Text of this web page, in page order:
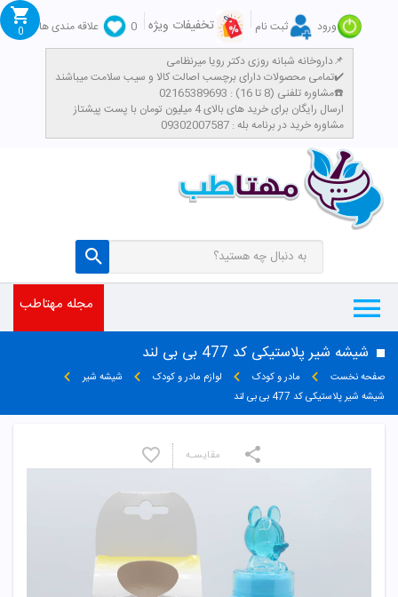
ورود ثبت نام تخفیفات ویژه 0
علاقه مندی ها
داروخانه شبانه روزی دکتر رویا میرنظامی📌
تمامی محصولات دارای برچسب اصالت کالا و سیب سلامت میباشند✔️
مشاوره تلفنی (8 تا 16) : 02165389693☎️
​ارسال رایگان برای خرید های بالای 4 میلیون تومان با پست پیشتاز
مشاوره خرید در برنامه بله : 09302007587
0
مجله مهتاطب
شیشه شیر پلاستیکی کد 477 بی بی لند
صفحه نخست مادر و کودک لوازم مادر و کودک
شیشه شیر
شیشه شیر پلاستیکی کد 477 بی بی لند
مقایسـه